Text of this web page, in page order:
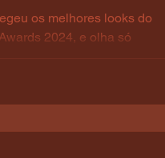
os melhores looks do
2024, e olha só